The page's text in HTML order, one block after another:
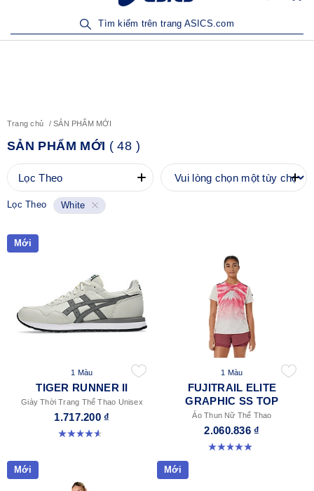
Tìm kiếm trên trang ASICS.com
Trang chủ SẢN PHẨM MỚI
SẢN PHẨM MỚI ( 48 )
Lọc Theo
Lọc Theo White
Mới
1 Màu
TIGER RUNNER II
Giày Thời Trang Thể Thao Unisex
1.717.200 ₫
4.6 trong số 5 sao. 128 đánh giá
1 Màu
FUJITRAIL ELITE
GRAPHIC SS TOP
Áo Thun Nữ Thể Thao
2.060.836 ₫
5.0 trong số 5 sao. 1 đánh giá
Mới Mới